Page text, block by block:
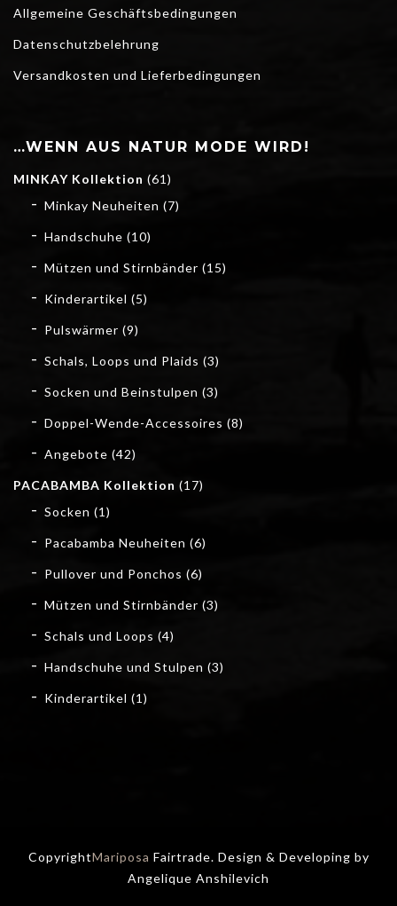
Allgemeine Geschäftsbedingungen
Datenschutzbelehrung
Versandkosten und Lieferbedingungen
…WENN AUS NATUR MODE WIRD!
MINKAY Kollektion (61)
Minkay Neuheiten (7)
Handschuhe (10)
Mützen und Stirnbänder (15)
Kinderartikel (5)
Pulswärmer (9)
Schals, Loops und Plaids (3)
Socken und Beinstulpen (3)
Doppel-Wende-Accessoires (8)
Angebote (42)
PACABAMBA Kollektion (17)
Socken (1)
Pacabamba Neuheiten (6)
Pullover und Ponchos (6)
Mützen und Stirnbänder (3)
Schals und Loops (4)
Handschuhe und Stulpen (3)
Kinderartikel (1)
CopyrightMariposa Fairtrade. Design & Developing by
Angelique Anshilevich